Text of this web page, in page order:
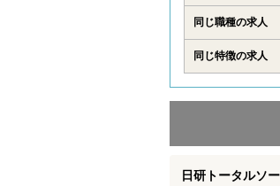
同じ職種の求人
同じ特徴の求人
日研トータルソ